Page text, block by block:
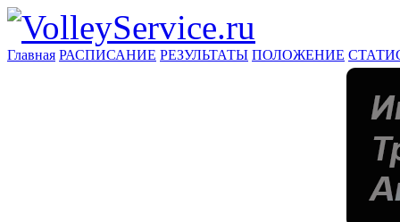
Главная РАСПИСАНИЕ РЕЗУЛЬТАТЫ ПОЛОЖЕНИЕ